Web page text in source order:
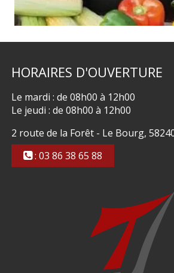
HORAIRES D'OUVERTURE
Le mardi : de 08h00 à 12h00
Le jeudi : de 08h00 à 12h00
2 route de la Forêt - Le Bourg,
: 03 86 38 65 88